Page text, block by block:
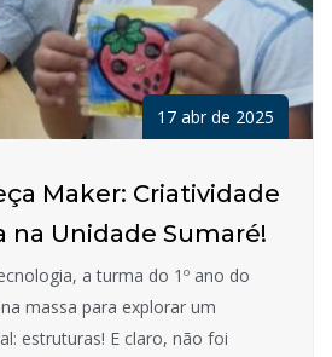
17 abr de 2025
Maker: Criatividade
na Unidade Sumaré!
a turma do 1º ano do
massa para explorar um
estruturas! E claro, não foi